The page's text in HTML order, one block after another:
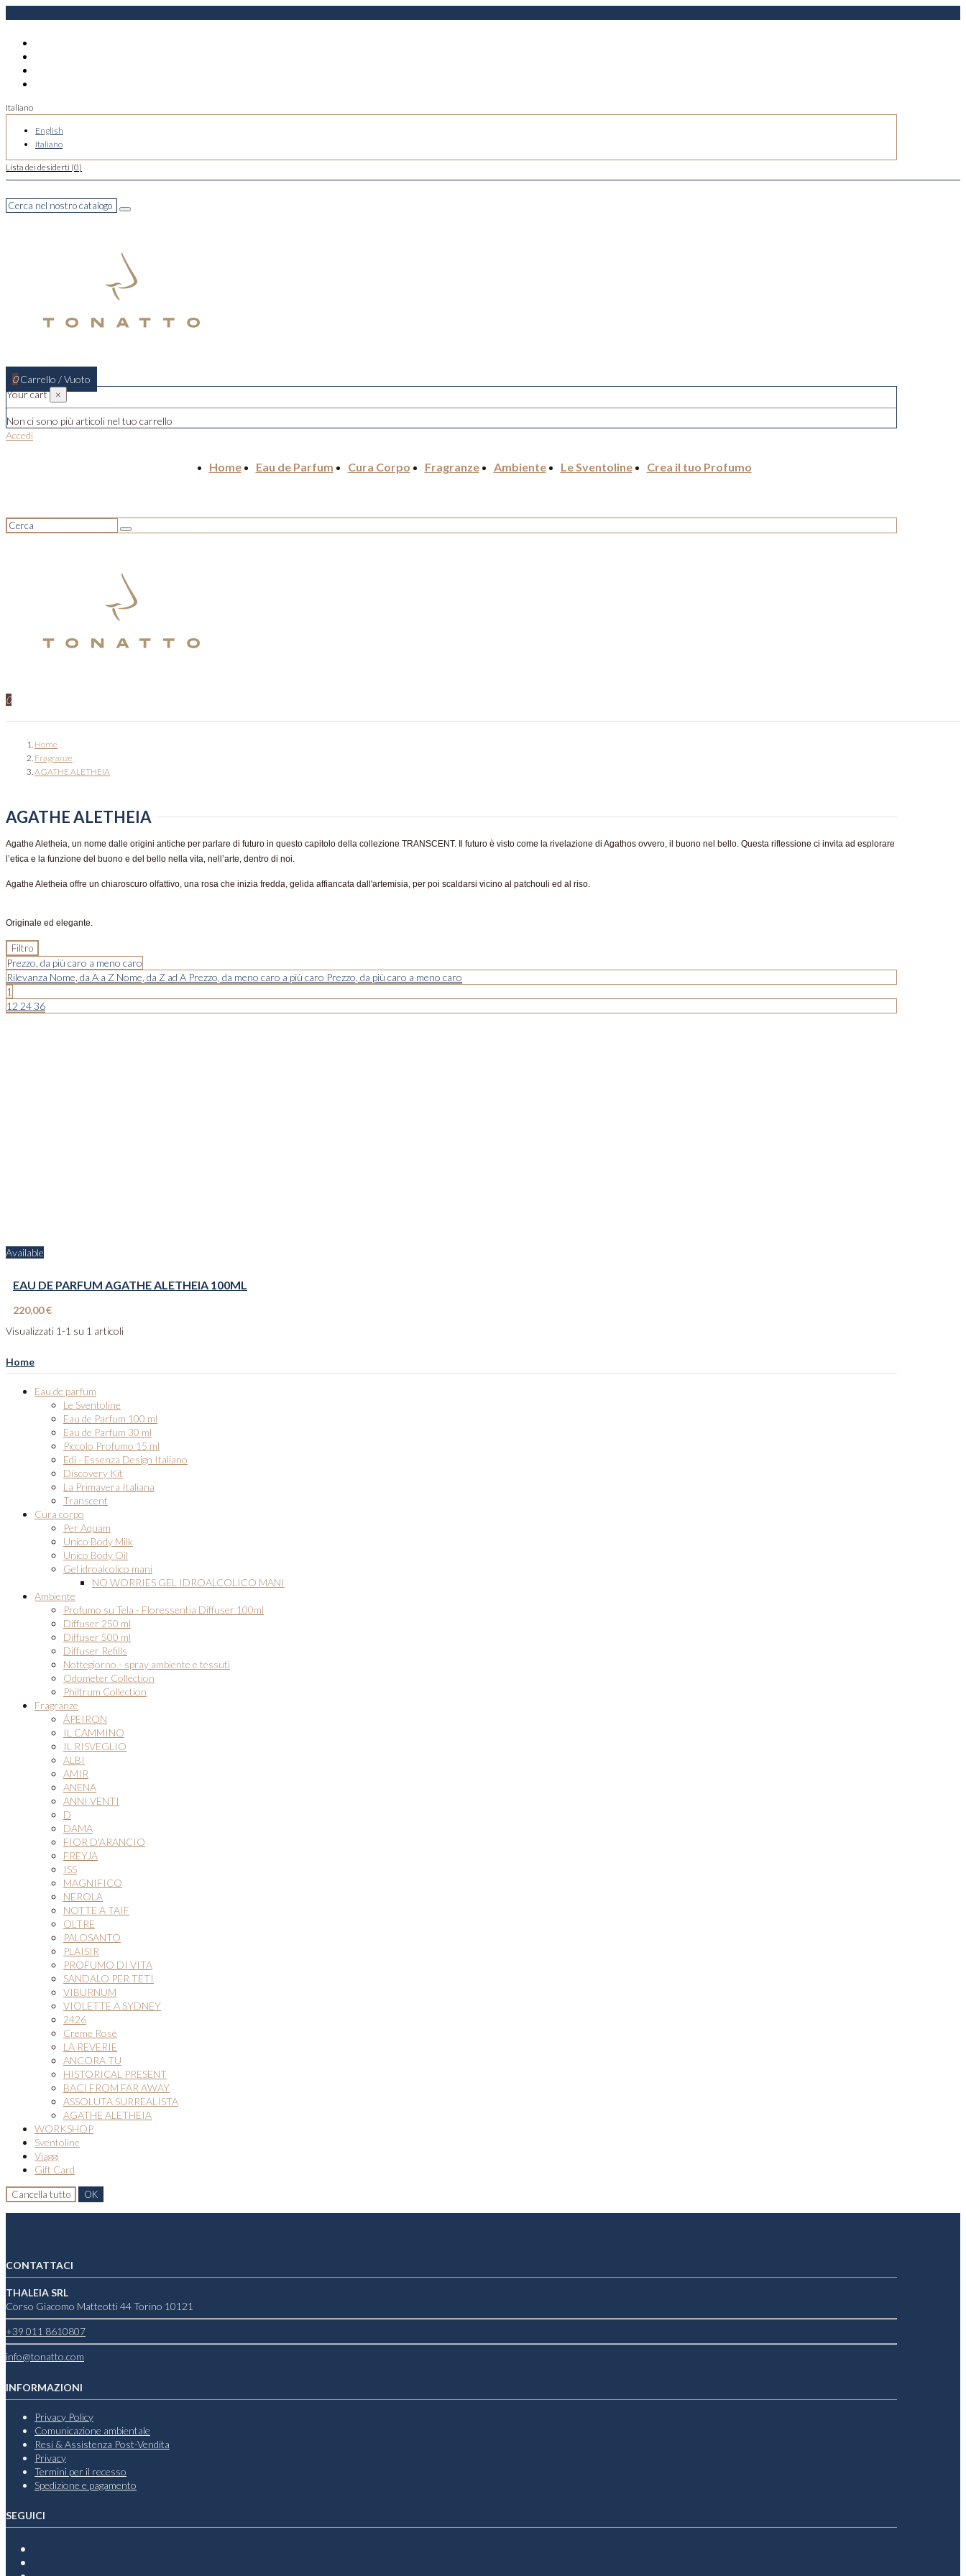
Italiano
English
Italiano
Lista dei desiderti (0)
0 Carrello /Vuoto
Your cart
×
Non ci sono più articoli nel tuo carrello
Accedi
Home Eau de Parfum Cura Corpo Fragranze Ambiente Le Sventoline Crea il tuo Profumo
0
Home
Fragranze
AGATHE ALETHEIA
AGATHE ALETHEIA
Agathe Aletheia, un nome dalle origini antiche per parlare di futuro in questo capitolo della collezione TRANSCENT. Il futuro è visto come la rivelazione di Agathos ovvero, il buono nel bello. Questa riflessione ci invita ad esplorare
l’etica e la funzione del buono e del bello nella vita, nell’arte, dentro di noi.
Agathe Aletheia offre un chiaroscuro olfattivo, una rosa che inizia fredda, gelida affiancata dall'artemisia, per poi scaldarsi vicino al patchouli ed al riso.
Originale ed elegante.
Filtro
Prezzo, da più caro a meno caro
Rilevanza Nome, da A a Z Nome, da Z ad A Prezzo, da meno caro a più caro Prezzo, da più caro a meno caro
1
12 2436
Available
EAU DE PARFUM AGATHE ALETHEIA 100ML
220,00 €
Visualizzati 1-1 su 1 articoli
Home
Eau de parfum
Le Sventoline
Eau de Parfum 100 ml
Eau de Parfum 30 ml
Piccolo Profumo 15 ml
Edi - Essenza Design Italiano
Discovery Kit
La Primavera Italiana
Transcent
Cura corpo
Per Aquam
Unico Body Milk
Unico Body Oil
Gel idroalcolico mani
NO WORRIES GEL IDROALCOLICO MANI
Ambiente
Profumo su Tela - Floressentia Diffuser 100ml
Diffuser 250 ml
Diffuser 500 ml
Diffuser Refills
Nottegiorno - spray ambiente e tessuti
Odometer Collection
Philtrum Collection
Fragranze
ÁPEIRON
IL CAMMINO
IL RISVEGLIO
ALBI
AMIR
ANENA
ANNI VENTI
D
DAMA
FIOR D'ARANCIO
FREYJA
ISS
MAGNIFICO
NEROLA
NOTTE A TAIF
OLTRE
PALOSANTO
PLAISIR
PROFUMO DI VITA
SANDALO PER TETI
VIBURNUM
VIOLETTE A SYDNEY
2426
Creme Rosè
LA REVERIE
ANCORA TU
HISTORICAL PRESENT
BACI FROM FAR AWAY
ASSOLUTA SURREALISTA
AGATHE ALETHEIA
WORKSHOP
Sventoline
Viaggi
Gift Card
Cancella tutto OK
CONTATTACI
THALEIA SRL
Corso Giacomo Matteotti 44 Torino 10121
+39 011 8610807
info@tonatto.com
INFORMAZIONI
Privacy Policy
Comunicazione ambientale
Resi & Assistenza Post-Vendita
Privacy
Termini per il recesso
Spedizione e pagamento
SEGUICI